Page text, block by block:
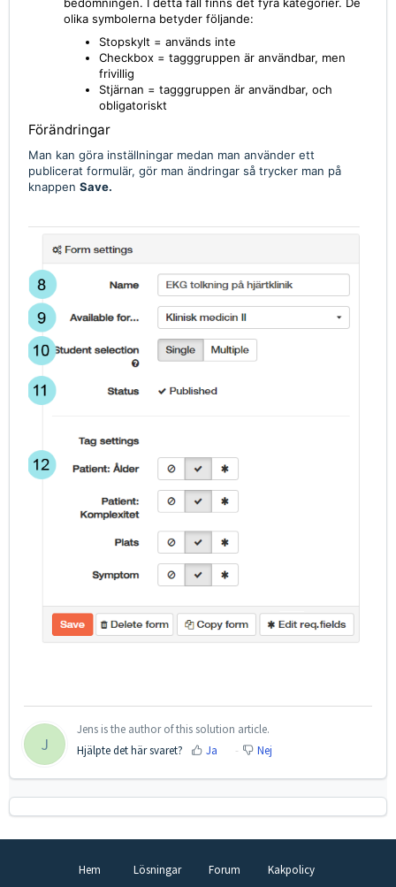
olika symbolerna betyder följande:
Stopskylt = används inte
Checkbox = tagggruppen är användbar, men
frivillig
Stjärnan = tagggruppen är användbar, och
obligatoriskt
Förändringar
Man kan göra inställningar medan man använder ett
publicerat formulär, gör man ändringar så trycker man på
knappen Save.
J
Jens is the author of this solution article.
Hjälpte det här svaret?
Ja Nej
Hem Lösningar Forum Kakpolicy